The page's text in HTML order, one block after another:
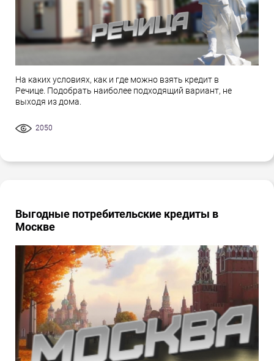
На каких условиях, как и где можно взять кредит в
Речице. Подобрать наиболее подходящий вариант, не
выходя из дома.
2050
Выгодные потребительские кредиты в
Москве